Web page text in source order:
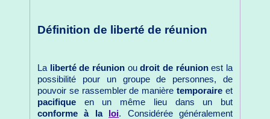
Définition de liberté de réunion
La liberté de réunion oudroit de réunionest la
possibilité pour un groupe de personnes, de
pouvoir se rassembler de manièretemporaire et
pacifique en un même lieu dans un but
conforme à la loi. Considérée généralement